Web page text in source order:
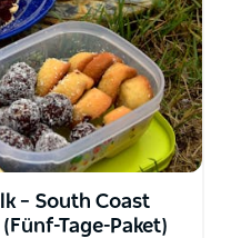
– South Coast
Tage-Paket)